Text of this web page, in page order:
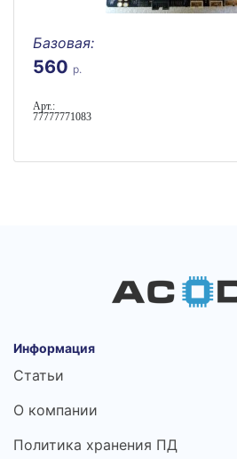
Базовая:
560 р.
Арт.:
77777771083
Информация
Статьи
О компании
Политика хранения ПД